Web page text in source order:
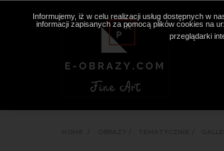
Informujemy, iż w celu realizacji usług dostępnych w
informacji zapisanych za pomocą plików cookies na
przeglądarki